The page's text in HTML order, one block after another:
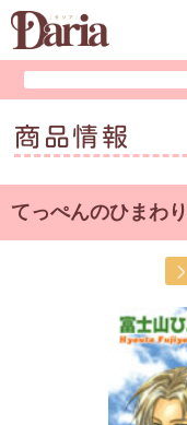
商品情報
てっぺんのひまわ